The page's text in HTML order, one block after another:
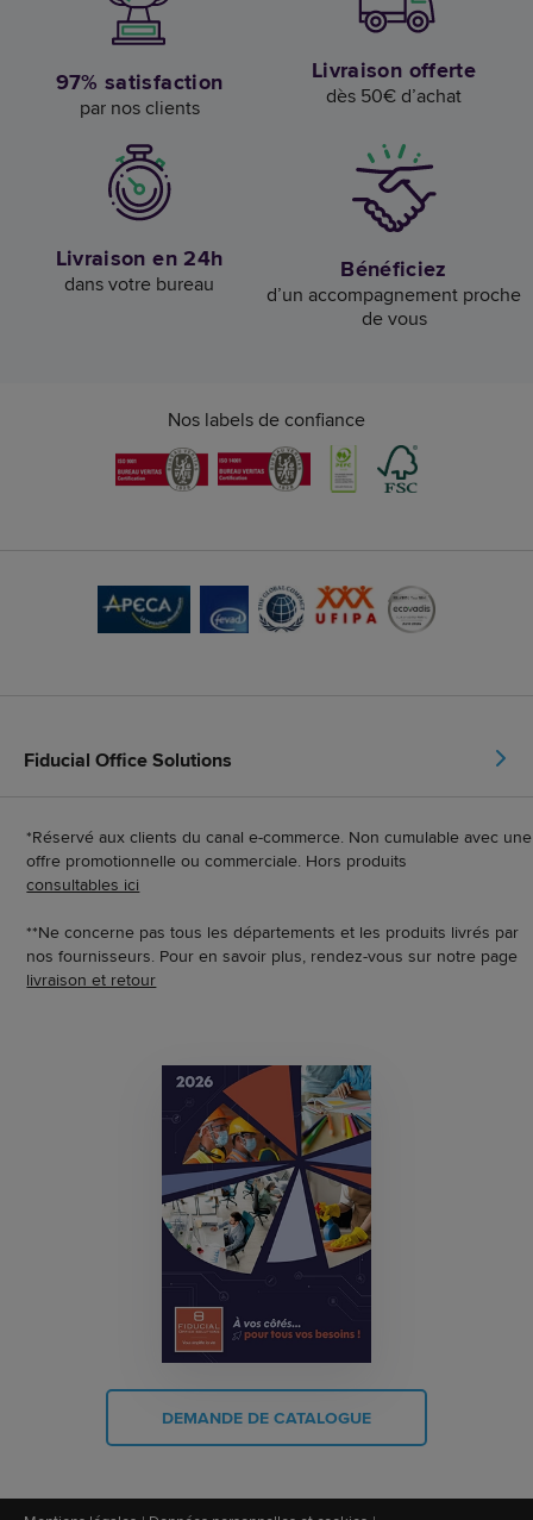
97% satisfaction
par nos clients
Livraison offerte
dès 50€ d’achat
Livraison en 24h
dans votre bureau Bénéficiez
d’un accompagnement proche
de vous
Nos labels de confiance
Fiducial Office Solutions
*Réservé aux clients du canal e-commerce. Non cumulable avec une
offre promotionnelle ou commerciale. Hors produits
consultables ici
**Ne concerne pas tous les départements et les produits livrés par
nos fournisseurs. Pour en savoir plus, rendez-vous sur notre page
livraison et retour
DEMANDE DE CATALOGUE